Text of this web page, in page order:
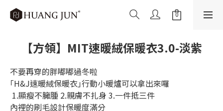
【方領】MIT速暖絨保暖衣3.0-淡紫
不要再穿的胖嘟嘟過冬啦
｢H&J速暖絨保暖衣｣行動小暖爐可以拿出來囉
1.顯瘦不臃腫 2.親膚不扎身 3.一件抵三件
內裡的刷毛設計保暖度滿分